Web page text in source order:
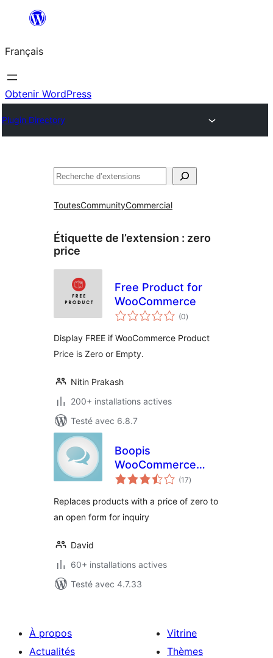
contenu
Français
Obtenir WordPress
Plugin Directory
Rechercher
ToutesCommunityCommercial
Étiquette de l’extension : zero
price
Free Product for
WooCommerce
(0notes
en
)
Display FREE if WooCommerce Product
Price is Zero or Empty.
Nitin Prakash
200+ installations actives
Testé avec 6.8.7
Boopis
WooCommerce
RFQ
(17notes
en
)
Replaces products with a price of zero to
an open form for inquiry
David
60+ installations actives
Testé avec 4.7.33
À propos
Actualités
Vitrine
Thèmes